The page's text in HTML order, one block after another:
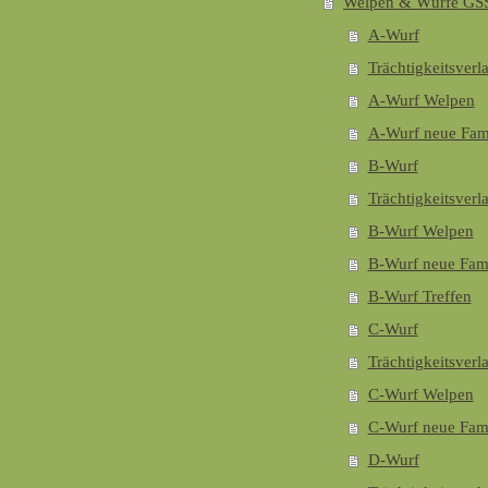
A-Wurf
A-Wurf Welpen
A-Wurf neue
B-Wurf
B-Wurf Welpen
B-Wurf neue
B-Wurf Treffen
C-Wurf
C-Wurf Welpen
C-Wurf neue
D-Wurf